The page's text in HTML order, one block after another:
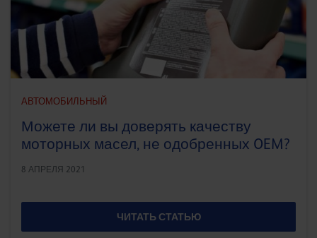
АВТОМОБИЛЬНЫЙ
Можете ли вы доверять качеству
моторных масел, не одобренных OEM?
8 АПРЕЛЯ 2021
ЧИТАТЬ СТАТЬЮ